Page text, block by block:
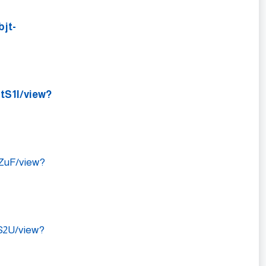
view?
view?
view?